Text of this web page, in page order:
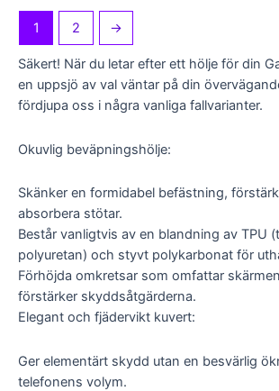
1 2 →
Säkert! När du letar efter ett hölje för din
en uppsjö av val väntar på din
fördjupa oss i några vanliga fallvarianter.
Okuvlig beväpningshölje:
Skänker en formidabel befästning,
absorbera stötar.
Består vanligtvis av en blandning av TPU
polyuretan) och styvt polykarbonat för
Förhöjda omkretsar som omfattar
förstärker skyddsåtgärderna.
Elegant och fjädervikt kuvert:
Ger elementärt skydd utan en besvärlig
telefonens volym.